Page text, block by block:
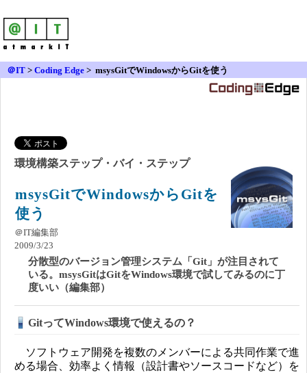
＠IT > Coding Edge > msysGitでWindowsからGitを使う
環境構築ステップ・バイ・ステップ
msysGitでWindowsからGitを
使う
＠IT編集部
2009/3/23
分散型のバージョン管理システム「Git」が注目されて
いる。msysGitはGitをWindows環境で試してみるのに丁
度いい（編集部）
GitってWindows環境で使えるの？
ソフトウェア開発を複数のメンバーによる共同作業で進
める場合、効率よく情報（設計書やソースコードなど）を